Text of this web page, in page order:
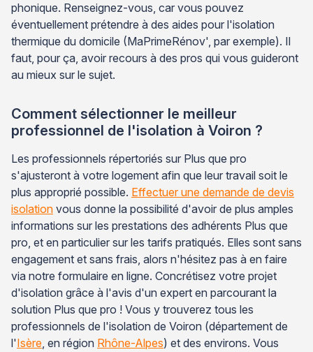
phonique. Renseignez-vous, car vous pouvez
éventuellement prétendre à des aides pour l'isolation
thermique du domicile (MaPrimeRénov', par exemple). Il
faut, pour ça, avoir recours à des pros qui vous guideront
au mieux sur le sujet.
Comment sélectionner le meilleur
professionnel de l'isolation à Voiron ?
Les professionnels répertoriés sur Plus que pro
s'ajusteront à votre logement afin que leur travail soit le
plus approprié possible. Effectuer une demande de devis
isolation vous donne la possibilité d'avoir de plus amples
informations sur les prestations des adhérents Plus que
pro, et en particulier sur les tarifs pratiqués. Elles sont sans
engagement et sans frais, alors n'hésitez pas à en faire
via notre formulaire en ligne. Concrétisez votre projet
d'isolation grâce à l'avis d'un expert en parcourant la
solution Plus que pro ! Vous y trouverez tous les
professionnels de l'isolation de Voiron (département de
l'Isère, en région Rhône-Alpes) et des environs. Vous